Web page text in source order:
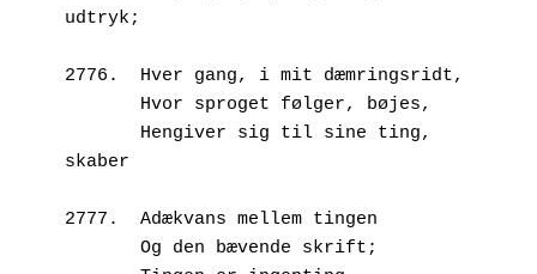
udtryk;
2776.  Hver gang, i mit dæmringsridt,
       Hvor sproget følger, bøjes,
skaber
2777.  Adækvans mellem tingen
       Og den bævende skrift;